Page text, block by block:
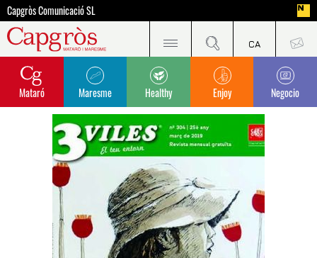
Capgròs Comunicació SL
Mataró Maresme Healthy Enjoy Negocio